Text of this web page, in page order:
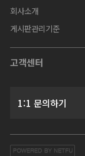
회사소개
게시판관리기준
고객센터
1:1 문의하기